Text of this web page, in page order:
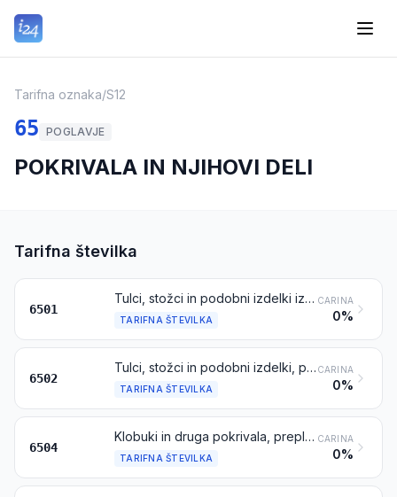
Tarifna oznaka/S12
65 POGLAVJE
POKRIVALA IN NJIHOVI DELI
Tarifna številka
6501
Tulci, stožci in podobni izdelki iz klobučevine, neoblikovani in brez oboda; krogi in cilindri (vključno z rezanimi cilindri) iz klobučevine
TARIFNA ŠTEVILKA
CARINA
0%
6502
Tulci, stožci in podobni izdelki, prepleteni ali izdelani s sestavljanjem trakov iz katerega koli materiala, neoblikovani in brez oboda, nepodloženi in neokrašeni
TARIFNA ŠTEVILKA
CARINA
0%
6504
Klobuki in druga pokrivala, prepleteni ali izdelani s sestavljanjem trakov iz katerega koli materiala, vključno tudi podloženi ali okrašeni
TARIFNA ŠTEVILKA
CARINA
0%